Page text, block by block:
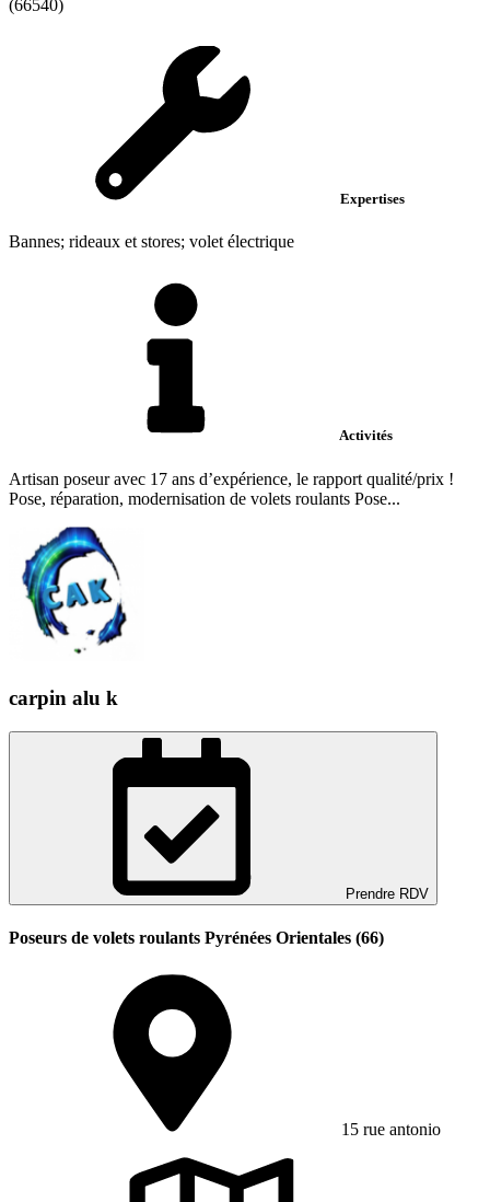
(66540)
Expertises
Bannes; rideaux et stores; volet électrique
Activités
Artisan poseur avec 17 ans d’expérience, le rapport qualité/prix !
Pose, réparation, modernisation de volets roulants Pose...
carpin alu k
Prendre RDV
Poseurs de volets roulants Pyrénées Orientales (66)
15 rue antonio